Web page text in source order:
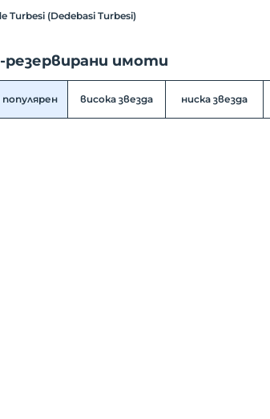
Turbesi (Dedebasi Turbesi)
резервирани имоти
популярен висока звезда ниска звезда